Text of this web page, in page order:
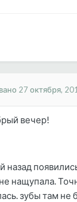
27 октября,
вечер!
назад
нащупала.
зубы там не